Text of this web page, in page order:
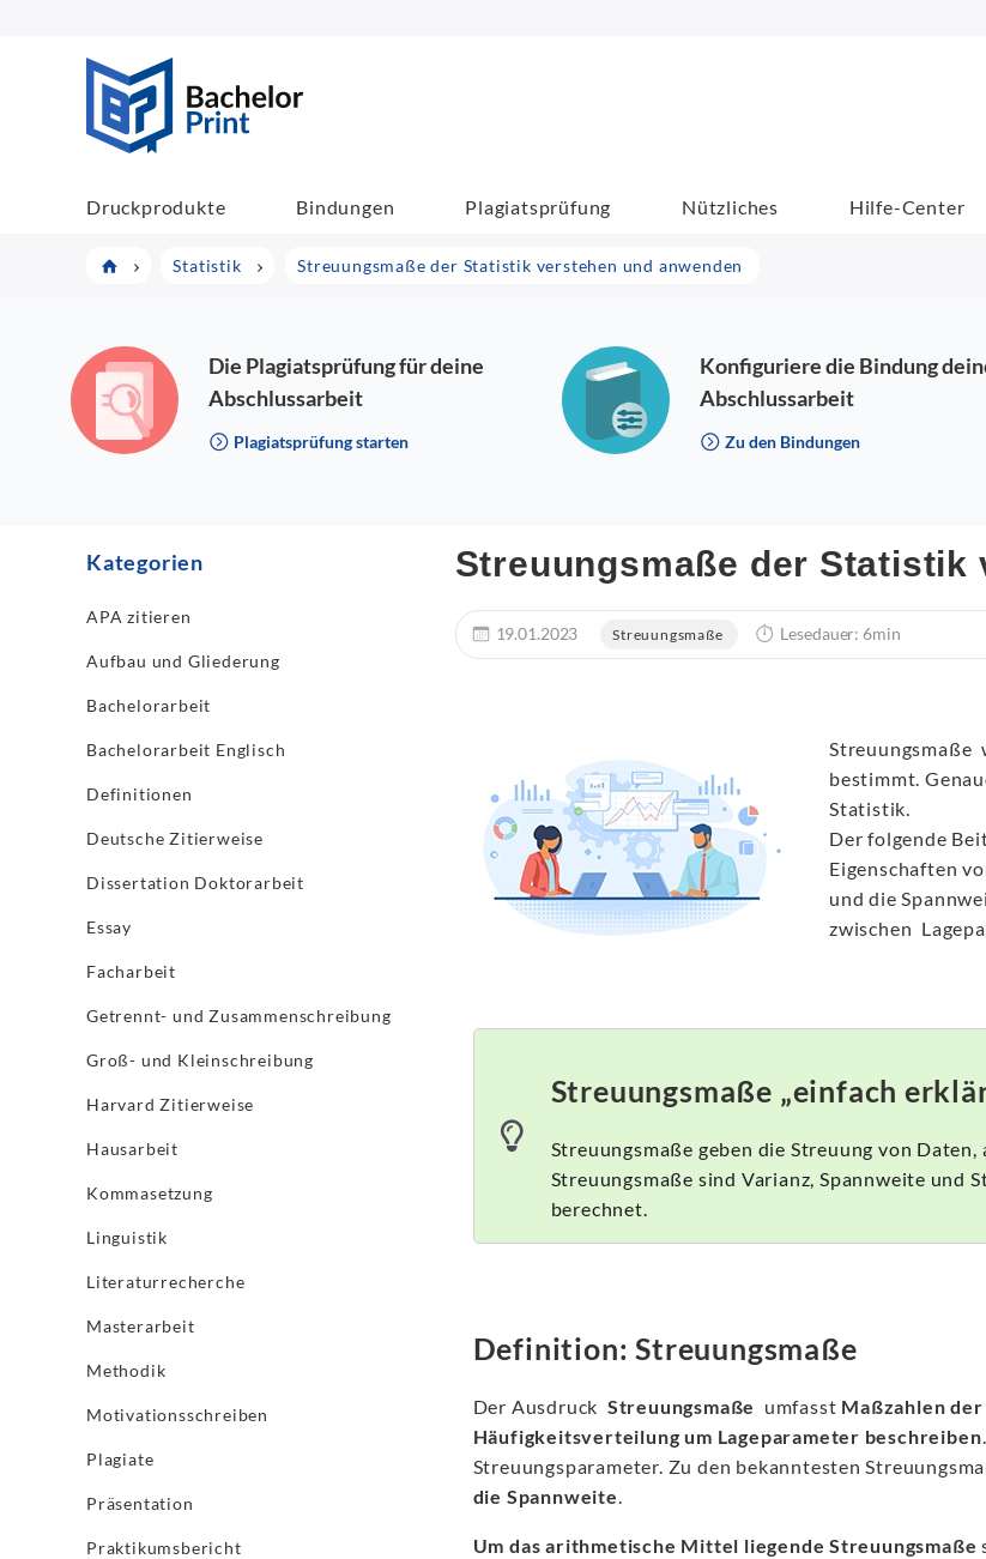
Druckprodukte Bindungen Plagiatsprüfung Nützliches Hilfe-Center
Statistik Streuungsmaße der Statistik verstehen und anwenden
Die Plagiatsprüfung für deine
Abschlussarbeit
Plagiatsprüfung starten
Konfiguriere die Bindung
Abschlussarbeit
Zu den Bindungen
Kategorien
APA zitieren
Aufbau und Gliederung
Bachelorarbeit
Bachelorarbeit Englisch
Definitionen
Deutsche Zitierweise
Dissertation Doktorarbeit
Essay
Facharbeit
Getrennt- und Zusammenschreibung
Groß- und Kleinschreibung
Harvard Zitierweise
Hausarbeit
Kommasetzung
Linguistik
Literaturrecherche
Masterarbeit
Methodik
Motivationsschreiben
Plagiate
Präsentation
Praktikumsbericht
Streuungsmaße der Statistik
19.01.2023 Streuungsmaße Lesedauer: 6min
Streuungsmaße
bestimmt.
Statistik.
Der folgende
Eigenschaften
und die
zwischen
Streuungsmaße „einfach
Streuungsmaße geben die Streuung von
Streuungsmaße sind Varianz, Spannweite und
berechnet.
Definition: Streuungsmaße
Der Ausdruck Streuungsmaße umfasst Maßzahlen
Häufigkeitsverteilung um Lageparameter beschreiben
Streuungsparameter. Zu den bekanntesten
die Spannweite
Um das arithmetische Mittel liegende Streuungsmaße